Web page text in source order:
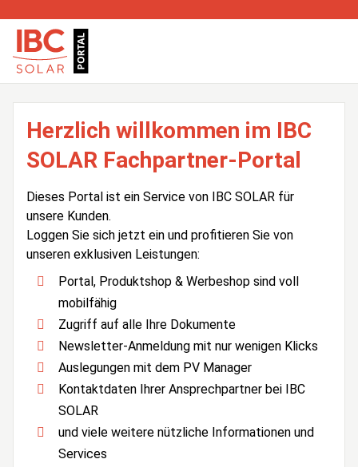
Herzlich willkommen im IBC
SOLAR Fachpartner-Portal
Dieses Portal ist ein Service von IBC SOLAR für
unsere Kunden.
Loggen Sie sich jetzt ein und profitieren Sie von
unseren exklusiven Leistungen:
Portal, Produktshop & Werbeshop sind voll
mobilfähig
Zugriff auf alle Ihre Dokumente
Newsletter-Anmeldung mit nur wenigen Klicks
Auslegungen mit dem PV Manager
Kontaktdaten Ihrer Ansprechpartner bei IBC
SOLAR
und viele weitere nützliche Informationen und
Services